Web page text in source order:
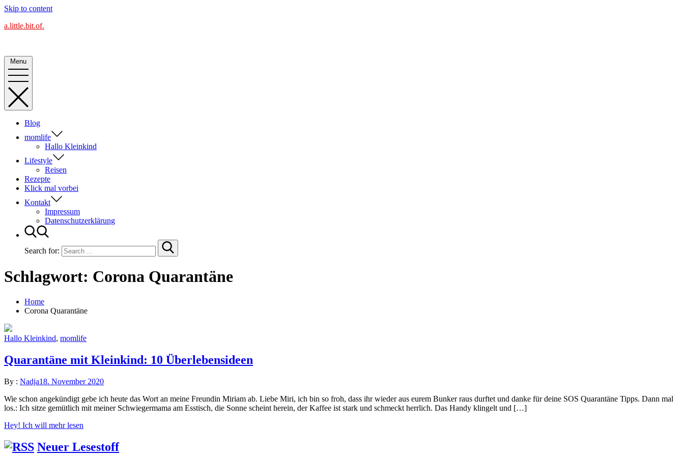
Skip to content
a.little.bit.of.
Menu
Blog
momlife
Hallo Kleinkind
Lifestyle
Reisen
Rezepte
Klick mal vorbei
Kontakt
Impressum
Datenschutzerklärung
Search for:
Schlagwort: Corona Quarantäne
Home
Corona Quarantäne
Hallo Kleinkind, momlife
Quarantäne mit Kleinkind: 10 Überlebensideen
By : Nadja18. November 2020
Wie schon angekündigt gebe ich heute das Wort an meine Freundin Miriam ab. Liebe Miri, ich bin so froh, dass ihr wieder aus eurem Bunker raus durftet und danke für deine SOS Quarantäne Tipps. Dann mal
los.: Ich sitze gemütlich mit meiner Schwiegermama am Esstisch, die Sonne scheint herein, der Kaffee ist stark und schmeckt herrlich. Das Handy klingelt und […]
Hey! Ich will mehr lesen
Neuer Lesestoff